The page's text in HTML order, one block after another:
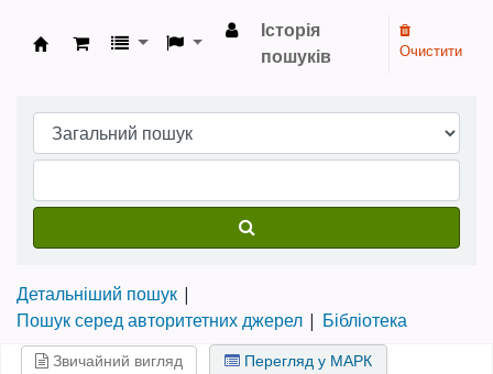
Бібліотека НТШ › Електронний каталог
Історія
пошуків
Очистити
Детальніший пошук
Пошук серед авторитетних джерел
Бібліотека
Звичайний вигляд
Перегляд у МАРК